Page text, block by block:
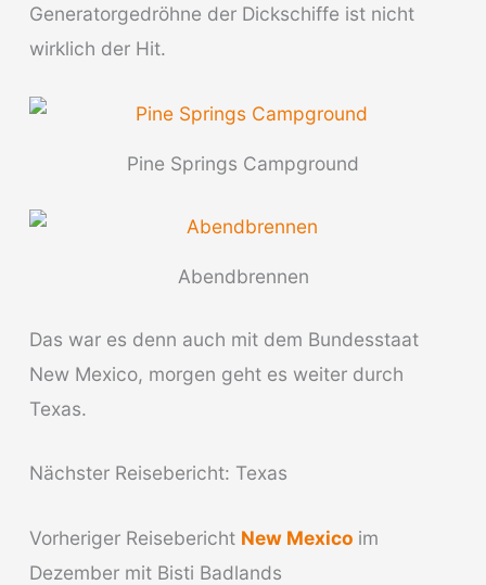
Generatorgedröhne der Dickschiffe ist nicht
wirklich der Hit.
Pine Springs Campground
Abendbrennen
Das war es denn auch mit dem Bundesstaat
New Mexico, morgen geht es weiter durch
Texas.
Nächster Reisebericht: Texas
Vorheriger Reisebericht New Mexico im
Dezember mit Bisti Badlands